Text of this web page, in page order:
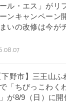
ル・エス」がリ
ンキャンペーン
いの改修は今が
下野市】三王山ふ
「ちびっこわく
が8/9（日）に開